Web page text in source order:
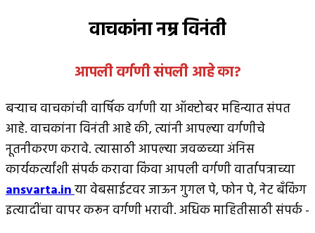
वाचकांना नम्र विनंती
आपली वर्गणी संपली आहेका?
बर्‍याच वाचकांची वार्षिक वर्गणी या ऑक्टोबर महिन्यात संपत
आहे. वाचकांना विनंती आहे की, त्यांनी आपल्या वर्गणीचे
नूतनीकरण करावे. त्यासाठी आपल्या जवळच्या अंनिस
कार्यकर्त्यांशी संपर्क करावा किंवा आपली वर्गणी वार्तापत्राच्या
ansvarta.inया वेबसाईटवर जाऊन गुगल पे, फोन पे, नेट बँकिंग
इत्यादींचा वापर करून वर्गणी भरावी. अधिक माहितीसाठी संपर्क -